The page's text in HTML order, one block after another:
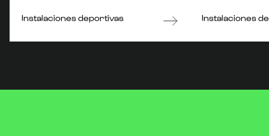
Instalaciones deportivas Instalaciones